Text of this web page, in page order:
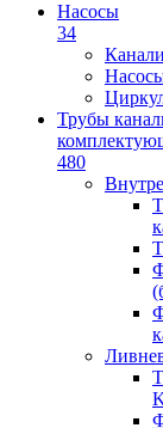
Насосы
34
Трубы
480